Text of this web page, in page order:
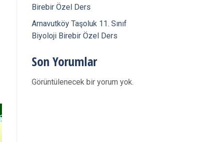
Birebir Özel Ders
Arnavutköy Taşoluk 11. Sınıf
Biyoloji Birebir Özel Ders
Son Yorumlar
Görüntülenecek bir yorum yok.